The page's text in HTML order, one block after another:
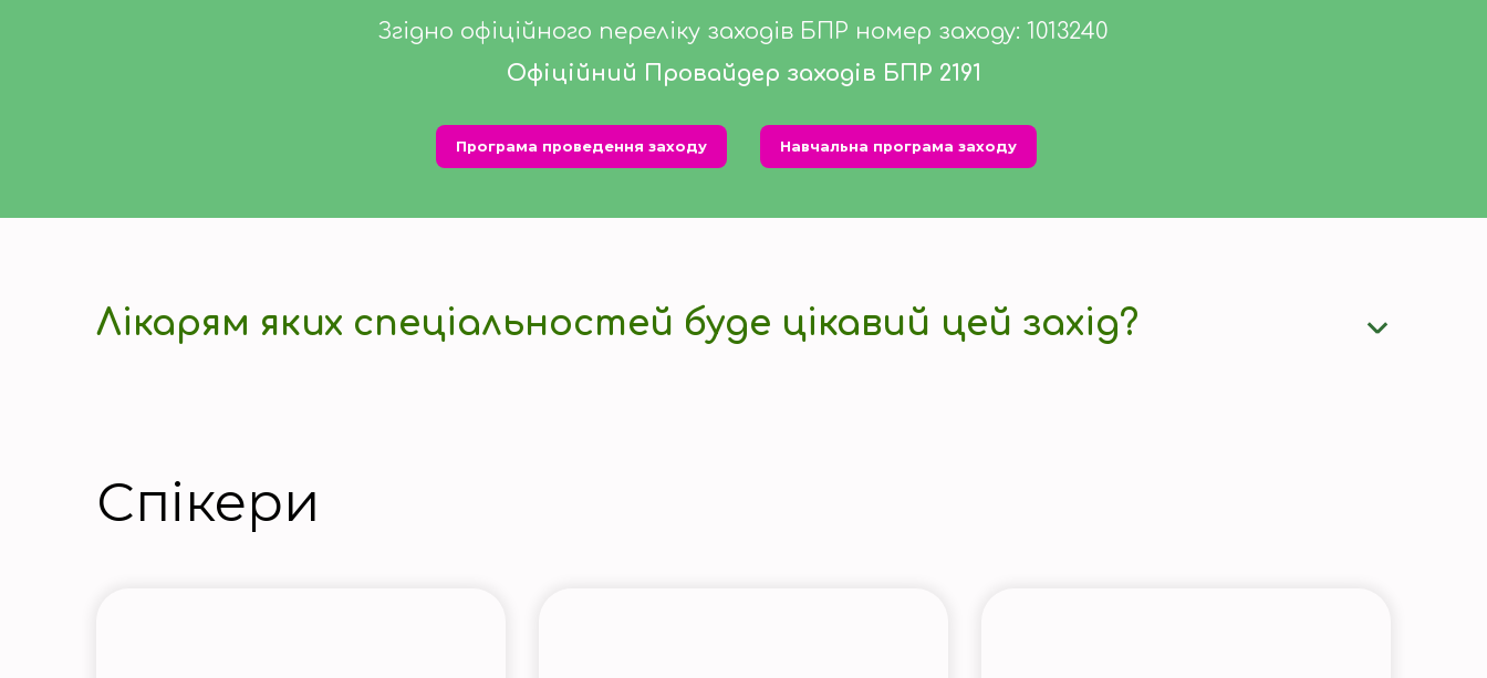
Згідно офіційного переліку заходів БПР номер заходу: 1013240
Офіційний Провайдер заходів БПР 2191
Програма проведення заходу Навчальна програма заходу
Лікарям яких спеціальностей буде цікавий цей захід?
Спікери